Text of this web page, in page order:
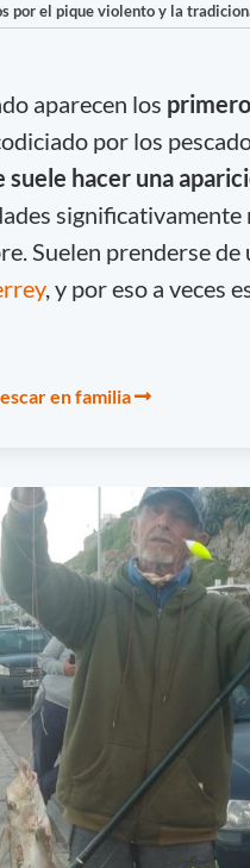
por el pique violento y la
aparecen los
por los
suele hacer una
significativamente
Suelen prenderse
, y por eso a veces
en familia